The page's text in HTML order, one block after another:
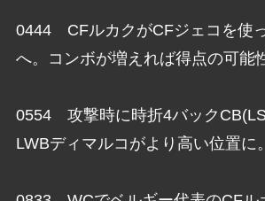
0444 CFルカクがCFジェコを使
へ。コンボが増えれば得点の可能
0554 攻撃時に時折4バック
LWBディマルコがより高い位置に。